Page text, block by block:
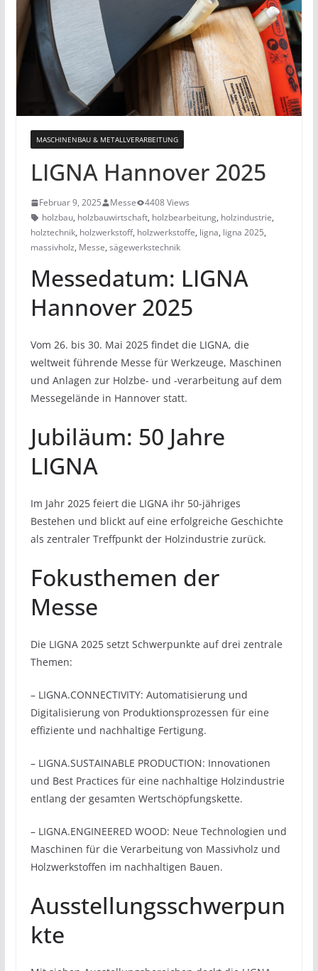
MASCHINENBAU & METALLVERARBEITUNG
LIGNA Hannover 2025
Februar 9, 2025 Messe
4408 Views
holzbau, holzbauwirtschaft, holzbearbeitung, holzindustrie,
holztechnik, holzwerkstoff, holzwerkstoffe, ligna, ligna 2025,
massivholz, Messe, sägewerkstechnik
Messedatum: LIGNA
Hannover 2025
Vom 26. bis 30. Mai 2025 findet die LIGNA, die
weltweit führende Messe für Werkzeuge, Maschinen
und Anlagen zur Holzbe- und -verarbeitung auf dem
Messegelände in Hannover statt.
Jubiläum: 50 Jahre
LIGNA
Im Jahr 2025 feiert die LIGNA ihr 50-jähriges
Bestehen und blickt auf eine erfolgreiche Geschichte
als zentraler Treffpunkt der Holzindustrie zurück.
Fokusthemen der
Messe
Die LIGNA 2025 setzt Schwerpunkte auf drei zentrale
Themen:
– LIGNA.CONNECTIVITY: Automatisierung und
Digitalisierung von Produktionsprozessen für eine
effiziente und nachhaltige Fertigung.
– LIGNA.SUSTAINABLE PRODUCTION: Innovationen
und Best Practices für eine nachhaltige Holzindustrie
entlang der gesamten Wertschöpfungskette.
– LIGNA.ENGINEERED WOOD: Neue Technologien und
Maschinen für die Verarbeitung von Massivholz und
Holzwerkstoffen im nachhaltigen Bauen.
Ausstellungsschwerpun
kte